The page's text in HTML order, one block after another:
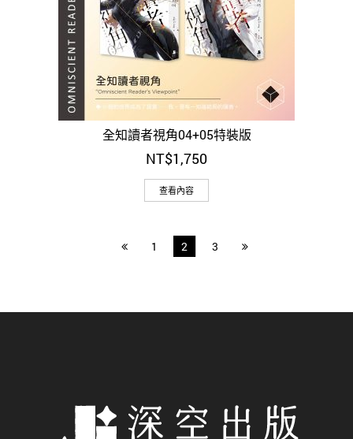
全知讀者視角04+05特裝版
NT$1,750
查看內容
1 2 3